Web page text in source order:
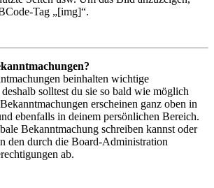
Tag „[img]“.
beinhalten wichtige
solltest du sie so bald wie möglich
erscheinen ganz oben in
ebenfalls in deinem persönlichen Bereich.
Bekanntmachung schreiben kannst oder
den durch die Board-Administration
ab.